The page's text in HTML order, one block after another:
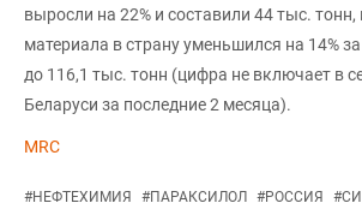
выросли на 22% и составили 44 тыс.
материала в страну уменьшился на 14%
до 116,1 тыс. тонн (цифра не включает в
Беларуси за последние 2 месяца).
MRC
#НЕФТЕХИМИЯ #ПАРАКСИЛОЛ #РОССИЯ #